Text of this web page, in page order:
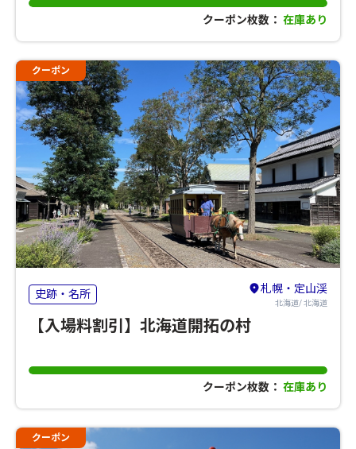
クーポン枚数： 在庫あり
クーポン
史跡・名所 札幌・定山渓
北海道/ 北海道
【入場料割引】北海道開拓の村
クーポン枚数： 在庫あり
クーポン